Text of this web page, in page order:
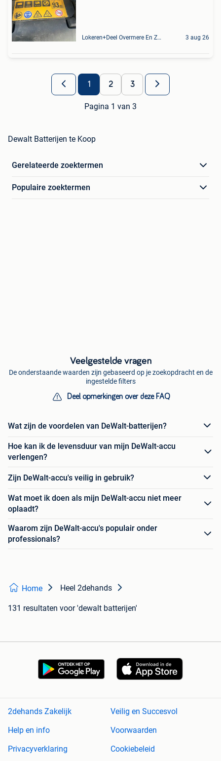
Lokeren+Deel Overmere En Zele 3 aug 26
1 2 3
Pagina 1 van 3
Dewalt Batterijen te Koop
Gerelateerde zoektermen
Populaire zoektermen
Veelgestelde vragen
De onderstaande waarden zijn gebaseerd op je zoekopdracht en de
ingestelde filters
Deel opmerkingen over deze FAQ
Wat zijn de voordelen van DeWalt-batterijen?
Hoe kan ik de levensduur van mijn DeWalt-accu
verlengen?
Zijn DeWalt-accu's veilig in gebruik?
Wat moet ik doen als mijn DeWalt-accu niet meer
oplaadt?
Waarom zijn DeWalt-accu's populair onder
professionals?
Home Heel 2dehands
131 resultaten voor 'dewalt batterijen'
2dehands Zakelijk
Veilig en Succesvol
Help en info
Voorwaarden
Privacyverklaring
Cookiebeleid